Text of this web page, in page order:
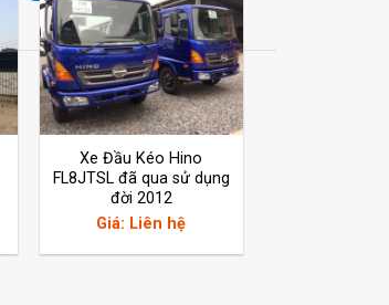
Xe Đầu Kéo Hino
FL8JTSL đã qua sử dụng
đời 2012
Giá: Liên hệ